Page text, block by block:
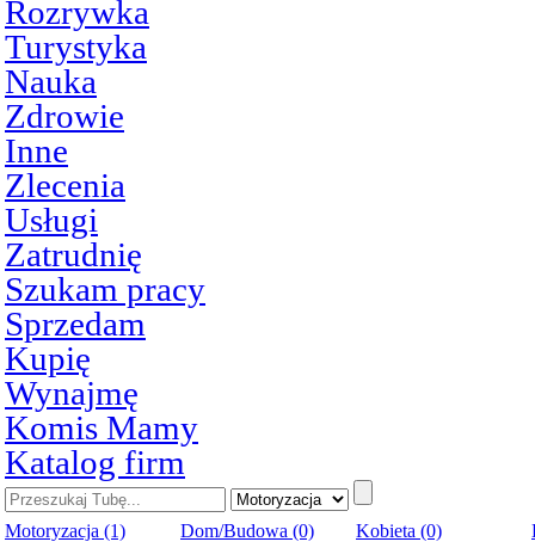
Rozrywka
Turystyka
Nauka
Zdrowie
Inne
Zlecenia
Usługi
Zatrudnię
Szukam pracy
Sprzedam
Kupię
Wynajmę
Komis Mamy
Katalog firm
Motoryzacja (1) Dom/Budowa (0) Kobieta (0)